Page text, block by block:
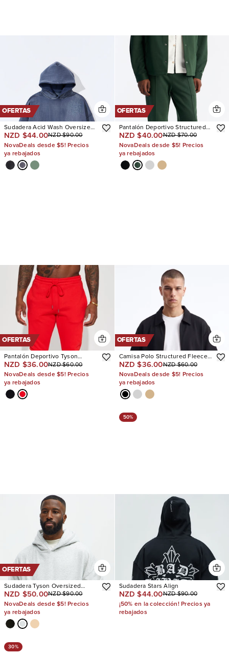
OFERTAS
Sudadera Acid Wash Oversized
Heavyweight
NZD $44.00NZD $90.00
NovaDeals desde $5! Precios
ya rebajados
OFERTAS
Pantalón Deportivo Structured
Fleece Pintuck Slim Flare
NZD $40.00NZD $70.00
NovaDeals desde $5! Precios
ya rebajados
OFERTAS
Pantalón Deportivo Tyson
Skinny Stacked Flare
NZD $36.00NZD $60.00
NovaDeals desde $5! Precios
ya rebajados
OFERTAS
Camisa Polo Structured Fleece
Oversized Full Zip
NZD $36.00NZD $60.00
NovaDeals desde $5! Precios
ya rebajados
OFERTAS
Sudadera Tyson Oversized
Heavyweight
NZD $50.00NZD $90.00
NovaDeals desde $5! Precios
ya rebajados
50%
Sudadera Stars Align
NZD $44.00NZD $90.00
¡50% en la colección! Precios ya
rebajados
30%